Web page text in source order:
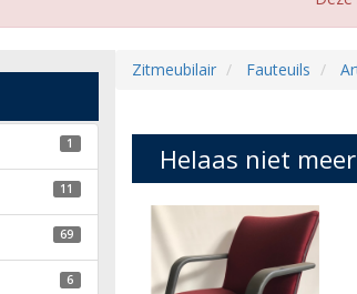
Zitmeubilair Fauteuils
Helaas niet
1
11
69
6